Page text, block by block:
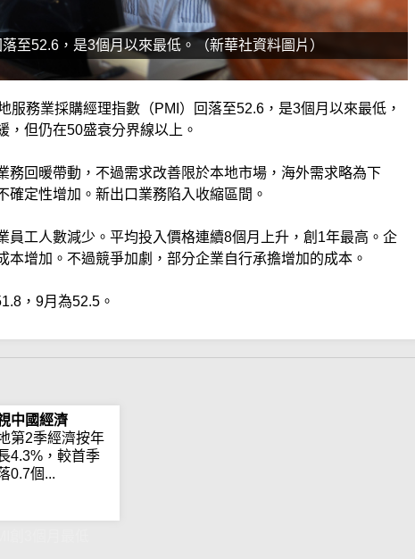
至52.6，是3個月以來最低。（新華社資料圖片）
服務業採購經理指數（PMI）回落至52.6，是3個月以來最低，
，但仍在50盛衰分界線以上。
務回暖帶動，不過需求改善限於本地市場，海外需求略為下
確定性增加。新出口業務陷入收縮區間。
員工人數減少。平均投入價格連續8個月上升，創1年最高。企
本增加。不過競爭加劇，部分企業自行承擔增加的成本。
，9月為52.5。
中國經濟
第2季經濟按年
4.3%，較首季
0.7個...